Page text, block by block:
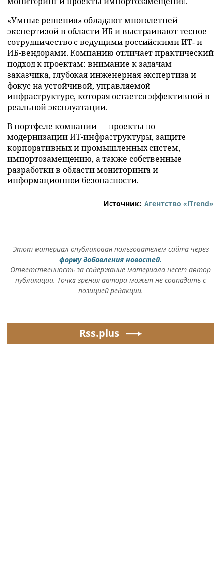
«Умные решения» обладают многолетней
экспертизой в области ИБ и выстраивают тесное
сотрудничество с ведущими российскими ИТ- и
ИБ-вендорами. Компанию отличает практический
подход к проектам: внимание к задачам
заказчика, глубокая инженерная экспертиза и
фокус на устойчивой, управляемой
инфраструктуре, которая остается эффективной в
реальной эксплуатации.
В портфеле компании — проекты по
модернизации ИТ-инфраструктуры, защите
корпоративных и промышленных систем,
импортозамещению, а также собственные
разработки в области мониторинга и
информационной безопасности.
Источник: Агентство «iTrend»
Этот материал опубликован пользователем сайта через
форму добавления новостей.
Ответственность за содержание материала несет автор
публикации. Точка зрения автора может не совпадать с
позицией редакции.
Rss.plus